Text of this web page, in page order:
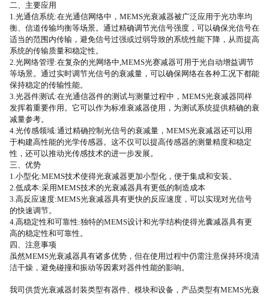
二、主要应用
1.光通信系统:在光通信网络中，MEMS光衰减器被广泛应用于光功率均
衡、信道传输均衡等场景。通过精确调节光信号强度，可以确保光信号在
适当的范围内传输，避免信号过强或过弱导致的系统性能下降，从而提高
系统的传输质量和稳定性。
2.光网络管理:在复杂的光网络中,MEMS光赛减器可用于光自动增益调节
等场景。通过实时调节光信号的衰减量，可以确保网络在各种工况下都能
保持稳定的传输性能。
3.光器件测试:在光通信器件的测试与测量过程中，MEMS光衰减器同样
发挥着重要作用。它可以作为标准衰减器使用，为测试系统提供精确的衰
减量参考。
4.光传感领域:通过精确控制光信号的衰减量，MEMS光衰减器还可以用
于构建高性能的光学传感器。这不仅可以提高传感器的测量精度和稳定
性，还可以推动光传感技术的进一步发展。
三、优势
1.小型化:MEMS技术使得光衰减器更加小型化，便于集成和安装。
2.低成本:采用MEMS技术的光衰减器具有更低的制造成本
3.高反应速度:MEMS光衰减器具有更快的反应速度，可以实现对光信号
的快速调节。
4.高稳定性和可靠性:独特的MEMS设计和光学结构使得光囊减器具有更
高的稳定性和可靠性。
四、注意事项
虽然MEMS光衰减器具有诸多优势，但在使用过程中仍需注意保持环境清
洁干燥，避免碰撞和振动等因素对器件性能的影响。
我司供货光衰减器封装类型有器件、模块和设备，产品类型有MEMS光衰